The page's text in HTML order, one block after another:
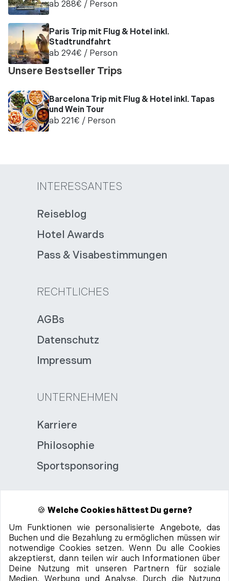
🍪 Welche Cookies hättest Du gerne?
Um Funktionen wie personalisierte Angebote, das
Buchen und die Bezahlung zu ermöglichen müssen wir
notwendige Cookies setzen. Wenn Du alle Cookies
akzeptierst, dann teilen wir auch Informationen über
Deine Nutzung mit unseren Partnern für soziale
ab 288€ / Person
Paris Trip mit Flug & Hotel inkl.
Stadtrundfahrt
ab 294€ / Person
Unsere Bestseller Trips
Barcelona Trip mit Flug & Hotel inkl. Tapas
und Wein Tour
ab 221€ / Person
INTERESSANTES
Reiseblog
Hotel Awards
Pass & Visabestimmungen
RECHTLICHES
AGBs
Datenschutz
Impressum
UNTERNEHMEN
Karriere
Philosophie
Sportsponsoring
99%
positives
Feedback